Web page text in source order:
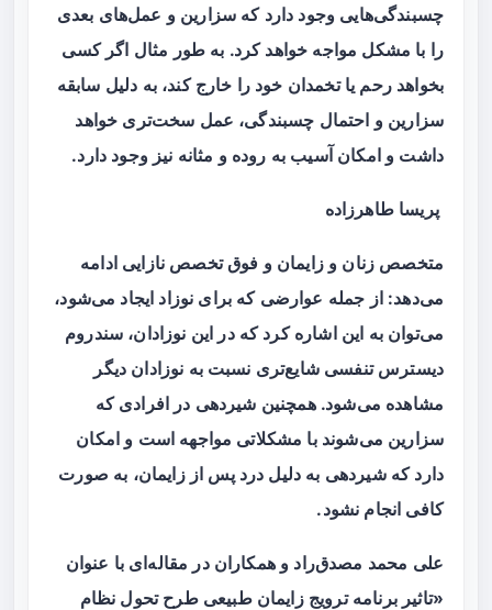
چسبندگی‌هایی وجود دارد که سزارین و عمل‌های بعدی
را با مشکل مواجه خواهد کرد. به طور مثال اگر کسی
بخواهد رحم یا تخمدان خود را خارج کند، به دلیل سابقه
سزارین و احتمال چسبندگی، عمل سخت‌تری خواهد
داشت و امکان آسیب به روده و مثانه نیز وجود دارد.
پریسا طاهرزاده
متخصص زنان و زایمان و فوق تخصص نازایی ادامه
می‌دهد: از جمله عوارضی که برای نوزاد ایجاد می‌شود،
می‌توان به این اشاره کرد که در این نوزادان، سندروم
دیسترس تنفسی شایع‌تری نسبت به نوزادان دیگر
مشاهده می‌شود. همچنین شیردهی در افرادی که
سزارین می‌شوند با مشکلاتی مواجهه است و امکان
دارد که شیردهی به دلیل درد پس از زایمان، به صورت
کافی انجام نشود.
علی محمد مصدق‌راد و همکاران در مقاله‌ای با عنوان
«تاثیر برنامه ترویج زایمان طبیعی طرح تحول نظام